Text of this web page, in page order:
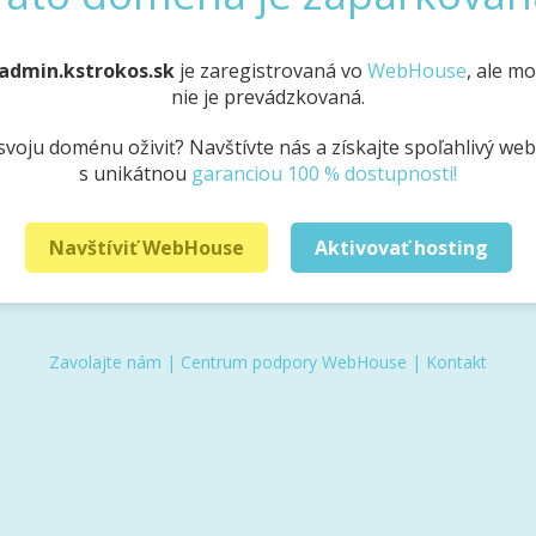
admin.kstrokos.skje zaregistrovaná vo WebHouse, ale
nie je prevádzkovaná.
doménu oživiť? Navštívte nás a získajte spoľahlivý
s unikátnou garanciou 100 % dostupnosti!
Navštíviť WebHouse Aktivovať hosting
Zavolajte nám | Centrum podpory WebHouse | Kontakt